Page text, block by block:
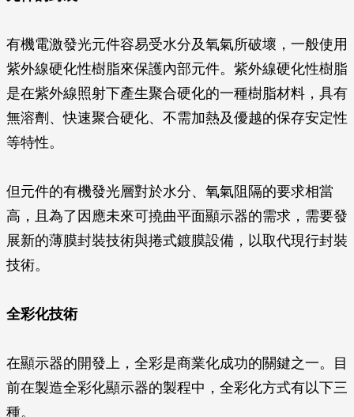
有機電激發光元件容易受水分及氧氣所破壞，一般使用
紫外線硬化性樹脂來保護內部元件。紫外線硬化性樹脂
是在紫外線照射下產生聚合硬化的一種樹脂材料，具有
無溶劑、快速聚合硬化、不需加熱及優越的保存安定性
等特性。
但元件的有機發光層對於水分、氧氣阻隔的要求相當
高，且為了因應未來可撓曲平面顯示器的需求，需要發
展新的薄膜封裝技術與捲式鍍膜設備，以取代現行封裝
技術。
全彩化技術
在顯示器的開發上，全彩是商業化成功的關鍵之一。目
前在製造全彩化顯示器的製程中，全彩化方式有以下三
種。